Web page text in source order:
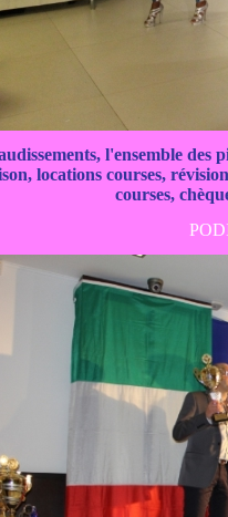
l'ensemble des
locations courses,
courses,